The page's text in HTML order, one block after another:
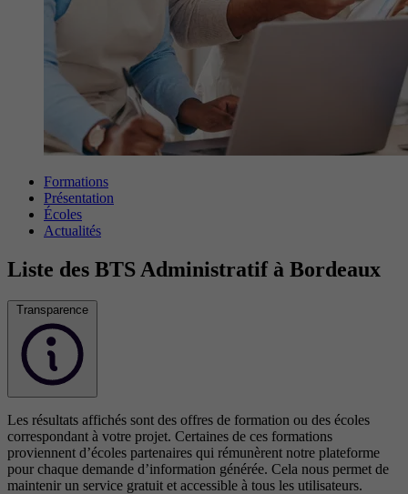
Formations
Présentation
Écoles
Actualités
Liste des BTS Administratif à Bordeaux
Transparence
Les résultats affichés sont des offres de formation ou des écoles
correspondant à votre projet. Certaines de ces formations
proviennent d’écoles partenaires qui rémunèrent notre plateforme
pour chaque demande d’information générée. Cela nous permet de
maintenir un service gratuit et accessible à tous les utilisateurs.